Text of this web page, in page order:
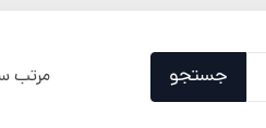
جستجو مرتب